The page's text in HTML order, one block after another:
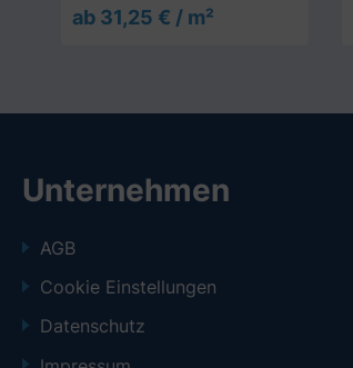
ab 31,25 € / m²
Unternehmen
AGB
Cookie Einstellungen
Datenschutz